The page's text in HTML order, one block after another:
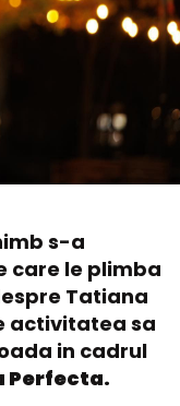
s-a
care le plimba
Tatiana
activitatea sa
in cadrul
Perfecta.